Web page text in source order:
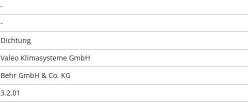
-
-
Dichtung
Valeo Klimasysteme GmbH
Behr GmbH & Co. KG
3.2.01